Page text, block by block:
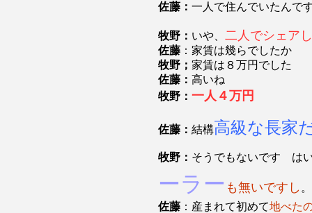
佐藤： 一人で住んでいたんで
牧野： いや、 二人でシェア
佐藤 ：家賃は幾らでしたか
牧野； 家賃は８万円でした
佐藤： 高いね
牧野： 一人４万円
佐藤： 結構高級な長家
牧野： そうでもないです は
ーラー も無いですし 。
佐藤 ：産まれて初めて地べた